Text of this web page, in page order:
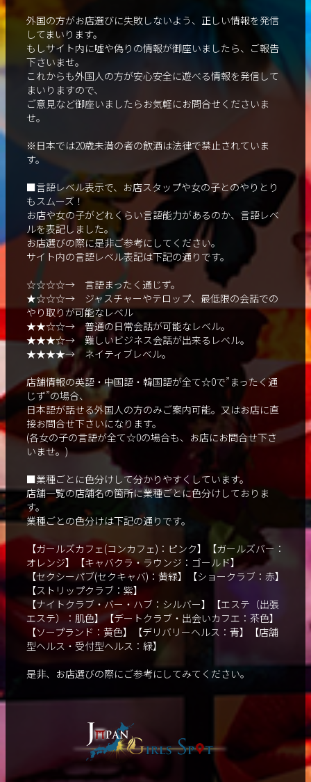
外国の方がお店選びに失敗しないよう、正しい情報を発信
してまいります。
もしサイト内に嘘や偽りの情報が御座いましたら、ご報告
下さいませ。
これからも外国人の方が安心安全に遊べる情報を発信して
まいりますので、
ご意見など御座いましたらお気軽にお問合せくださいま
せ。
※日本では20歳未満の者の飲酒は法律で禁止されていま
す。
■言語レベル表示で、お店スタップや女の子とのやりとり
もスムーズ！
お店や女の子がどれくらい言語能力があるのか、言語レベ
ルを表記しました。
お店選びの際に是非ご参考にしてください。
サイト内の言語レベル表記は下記の通りです。
☆☆☆☆→ 言語まったく通じず。
★☆☆☆→ ジャスチャーやテロップ、最低限の会話での
やり取りが可能なレベル
★★☆☆→ 普通の日常会話が可能なレベル。
★★★☆→ 難しいビジネス会話が出来るレベル。
★★★★→ ネイティブレベル。
店舗情報の英語・中国語・韓国語が全て☆0で”まったく通
じず”の場合、
日本語が話せる外国人の方のみご案内可能。又はお店に直
接お問合せ下さいになります。
(各女の子の言語が全て☆0の場合も、お店にお問合せ下さ
いませ。)
■業種ごとに色分けして分かりやすくしています。
店舗一覧の店舗名の箇所に業種ごとに色分けしておりま
す。
業種ごとの色分けは下記の通りです。
【ガールズカフェ(コンカフェ)：ピンク】【ガールズバー：
オレンジ】【キャバクラ・ラウンジ：ゴールド】
【セクシーパブ(セクキャバ)：黄緑】【ショークラブ：赤】
【ストリップクラブ：紫】
【ナイトクラブ・バー・ハブ：シルバー】【エステ（出張
エステ）：肌色】【デートクラブ・出会いカフエ：茶色】
【ソープランド：黄色】【デリバリーヘルス：青】【店舗
型ヘルス・受付型ヘルス：緑】
是非、お店選びの際にご参考にしてみてください。